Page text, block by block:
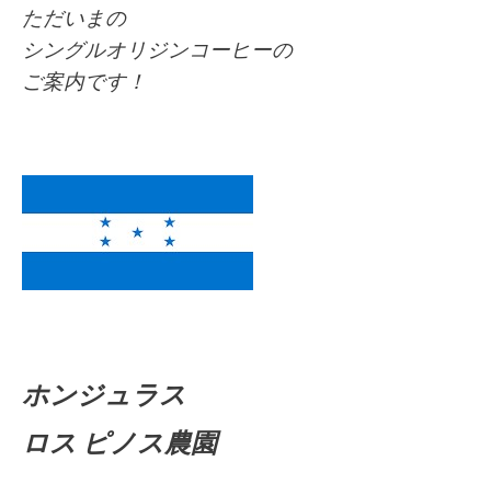
ただいまの
シングルオリジンコーヒーの
ご案内です！
ホンジュラス
ロス ピノス農園